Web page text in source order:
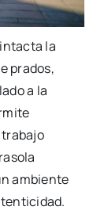
la
prados,
a la
ambiente